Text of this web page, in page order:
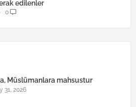
edilenler
0
Müslümanlara mahsustur
31, 2026